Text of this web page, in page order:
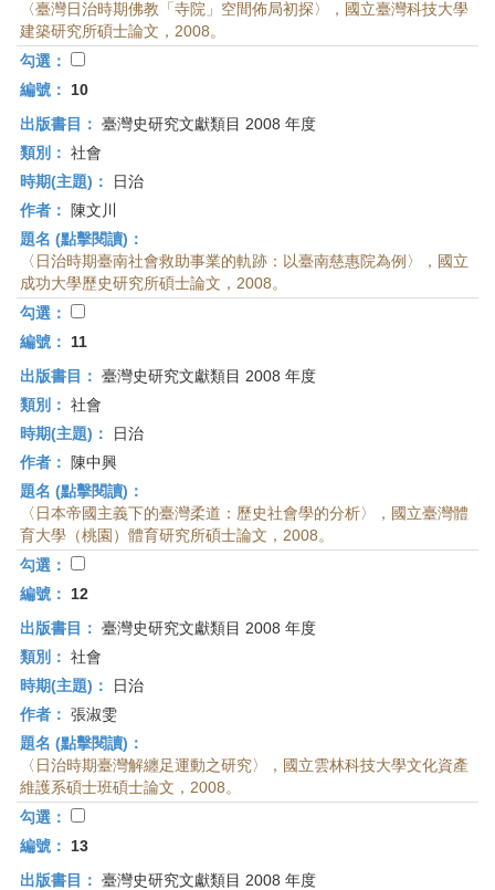
〈臺灣日治時期佛教「寺院」空間佈局初探〉，國立臺灣科技大學
建築研究所碩士論文，2008。
勾選：
編號：
10
出版書目： 臺灣史研究文獻類目 2008 年度
類別： 社會
時期(主題)：
日治
作者：
陳文川
題名 (點擊閱讀)：
〈日治時期臺南社會救助事業的軌跡：以臺南慈惠院為例〉，國立
成功大學歷史研究所碩士論文，2008。
勾選：
編號：
11
出版書目： 臺灣史研究文獻類目 2008 年度
類別： 社會
時期(主題)：
日治
作者：
陳中興
題名 (點擊閱讀)：
〈日本帝國主義下的臺灣柔道：歷史社會學的分析〉，國立臺灣體
育大學（桃園）體育研究所碩士論文，2008。
勾選：
編號：
12
出版書目： 臺灣史研究文獻類目 2008 年度
類別： 社會
時期(主題)：
日治
作者： 張淑雯
題名 (點擊閱讀)：
〈日治時期臺灣解纏足運動之研究〉，國立雲林科技大學文化資產
維護系碩士班碩士論文，2008。
勾選：
編號：
13
出版書目： 臺灣史研究文獻類目 2008 年度